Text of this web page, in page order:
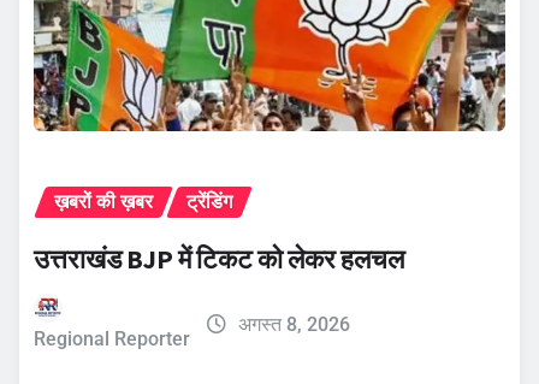
ख़बरों की ख़बर ट्रेंडिंग
उत्तराखंड BJP में टिकट को लेकर हलचल
Regional Reporter
अगस्त 8, 2026